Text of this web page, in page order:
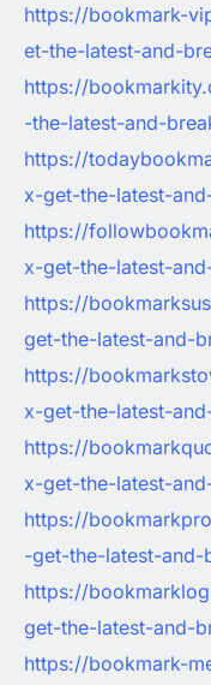
https://bookmark-
et-the-latest-and-
https://
-the-latest-and-
https://
x-get-the-latest-
https://
x-get-the-latest-
https://
get-the-latest-and-
https://
x-get-the-latest-
https://
x-get-the-latest-
https://
-get-the-latest-and-
https://
get-the-latest-and-
https://bookmark-